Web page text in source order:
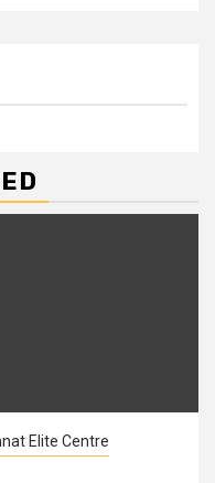
Elite Centre